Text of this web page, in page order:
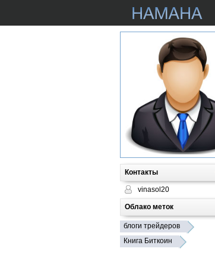
Контакты
vinasol20
Облако меток
блоги трейдеров
Книга Биткоин